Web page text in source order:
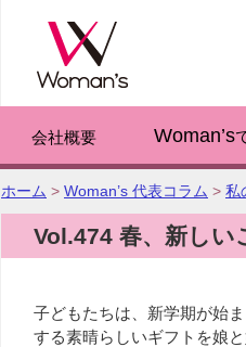
会社概要 Woman’s
こ
の
ー
ホーム > Woman’s 代表コラム > 私
Vol.474 春、新しい
子どもたちは、新学期が始
する素晴らしいギフトを娘